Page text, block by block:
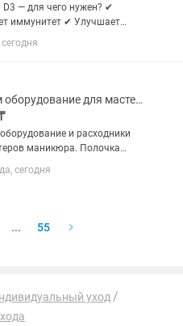
— для чего нужен? ✔
иммунитет ✔ Улучшает
костей и зубов ✔ Повышает
энергии ✔ Поддерживает
кальция ✔ Помогает при...
Продам оборудование для мастеров маникюра
и расходники
маникюра. Полочка
моделирующие- 10.000.
сегодня
... 55
уход